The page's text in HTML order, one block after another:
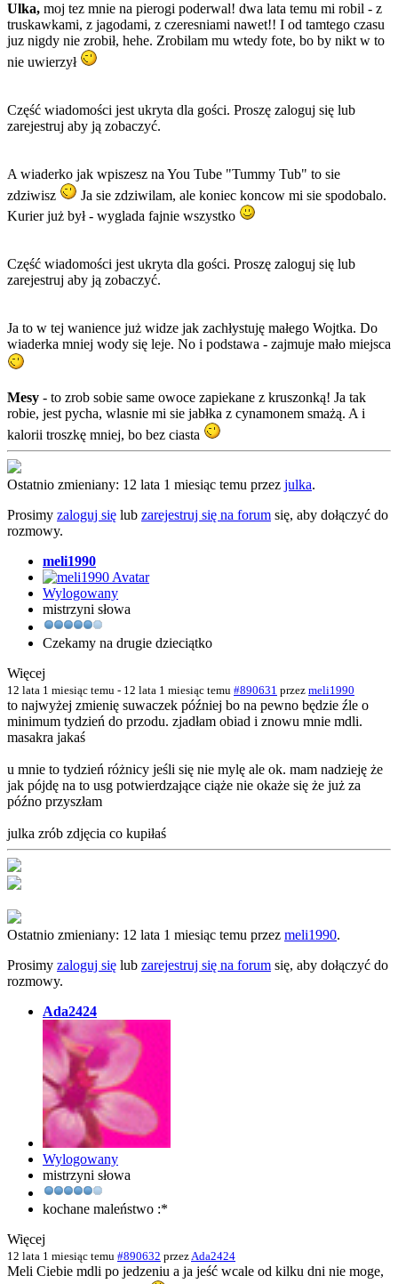
Ulka, moj tez mnie na pierogi poderwal! dwa lata temu mi robil - z
truskawkami, z jagodami, z czeresniami nawet!! I od tamtego czasu
juz nigdy nie zrobił, hehe. Zrobilam mu wtedy fote, bo by nikt w to
nie uwierzył
Część wiadomości jest ukryta dla gości. Proszę zaloguj się lub
zarejestruj aby ją zobaczyć.
A wiaderko jak wpiszesz na You Tube "Tummy Tub" to sie
zdziwisz
Ja sie zdziwilam, ale koniec koncow mi sie spodobalo.
Kurier już był - wyglada fajnie wszystko
Część wiadomości jest ukryta dla gości. Proszę zaloguj się lub
zarejestruj aby ją zobaczyć.
Ja to w tej wanience już widze jak zachłystuję małego Wojtka. Do
wiaderka mniej wody się leje. No i podstawa - zajmuje mało miejsca
Mesy - to zrob sobie same owoce zapiekane z kruszonką! Ja tak
robie, jest pycha, wlasnie mi sie jabłka z cynamonem smażą. A i
kalorii troszkę mniej, bo bez ciasta
Ostatnio zmieniany: 12 lata 1 miesiąc temu przez julka.
Prosimy zaloguj się lub zarejestruj się na forum się, aby dołączyć do
rozmowy.
meli1990
Wylogowany
mistrzyni słowa
Czekamy na drugie dzieciątko
Więcej
12 lata 1 miesiąc temu - 12 lata 1 miesiąc temu #890631 przez meli1990
to najwyżej zmienię suwaczek później bo na pewno będzie źle o
minimum tydzień do przodu. zjadłam obiad i znowu mnie mdli.
masakra jakaś
u mnie to tydzień różnicy jeśli się nie mylę ale ok. mam nadzieję że
jak pójdę na to usg potwierdzające ciąże nie okaże się że już za
późno przyszłam
julka zrób zdjęcia co kupiłaś
Ostatnio zmieniany: 12 lata 1 miesiąc temu przez meli1990.
Prosimy zaloguj się lub zarejestruj się na forum się, aby dołączyć do
rozmowy.
Ada2424
Wylogowany
mistrzyni słowa
kochane maleństwo :*
Więcej
12 lata 1 miesiąc temu #890632 przezAda2424
Meli Ciebie mdli po jedzeniu a ja jeść wcale od kilku dni nie moge,